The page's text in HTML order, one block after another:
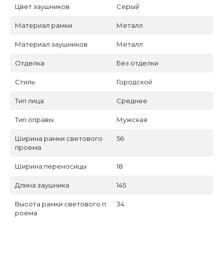
Цвет заушников Серый
Материал рамки Металл
Материал заушников Металл
Отделка Без отделки
Стиль Городской
Тип лица Среднее
Тип оправы Мужская
Ширина рамки светового
проема
56
Ширина переносицы 18
Длина заушника 145
Высота рамки светового п
роема
34